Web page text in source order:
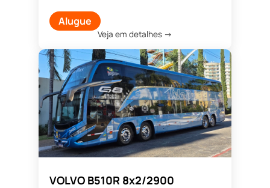
Alugue
Veja em detalhes →
VOLVO B510R 8x2/2900